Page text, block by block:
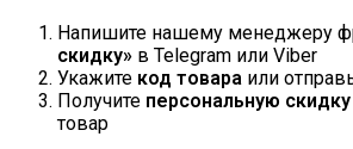
Напишите нашему менеджеру
скидку» в Telegram или Viber
Укажите код товара или
Получите персональную скидку
товар